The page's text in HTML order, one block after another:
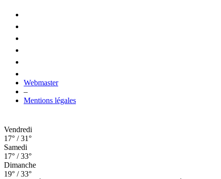
Webmaster
–
Mentions légales
Vendredi
17° / 31°
Samedi
17° / 33°
Dimanche
19° / 33°